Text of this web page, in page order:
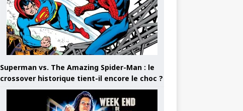
Superman vs. The Amazing Spider-Man : le
crossover historique tient-il encore le choc ?